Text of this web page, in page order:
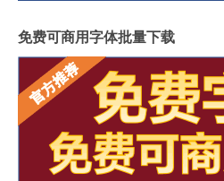
免费可商用字体批量下载